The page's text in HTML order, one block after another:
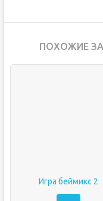
ПОХОЖИЕ
Игра беймикс 2